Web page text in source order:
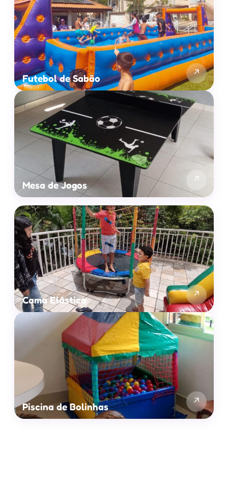
Futebol de Sabão ↗
Mesa de Jogos ↗
Cama Elástica ↗
Piscina de Bolinhas ↗